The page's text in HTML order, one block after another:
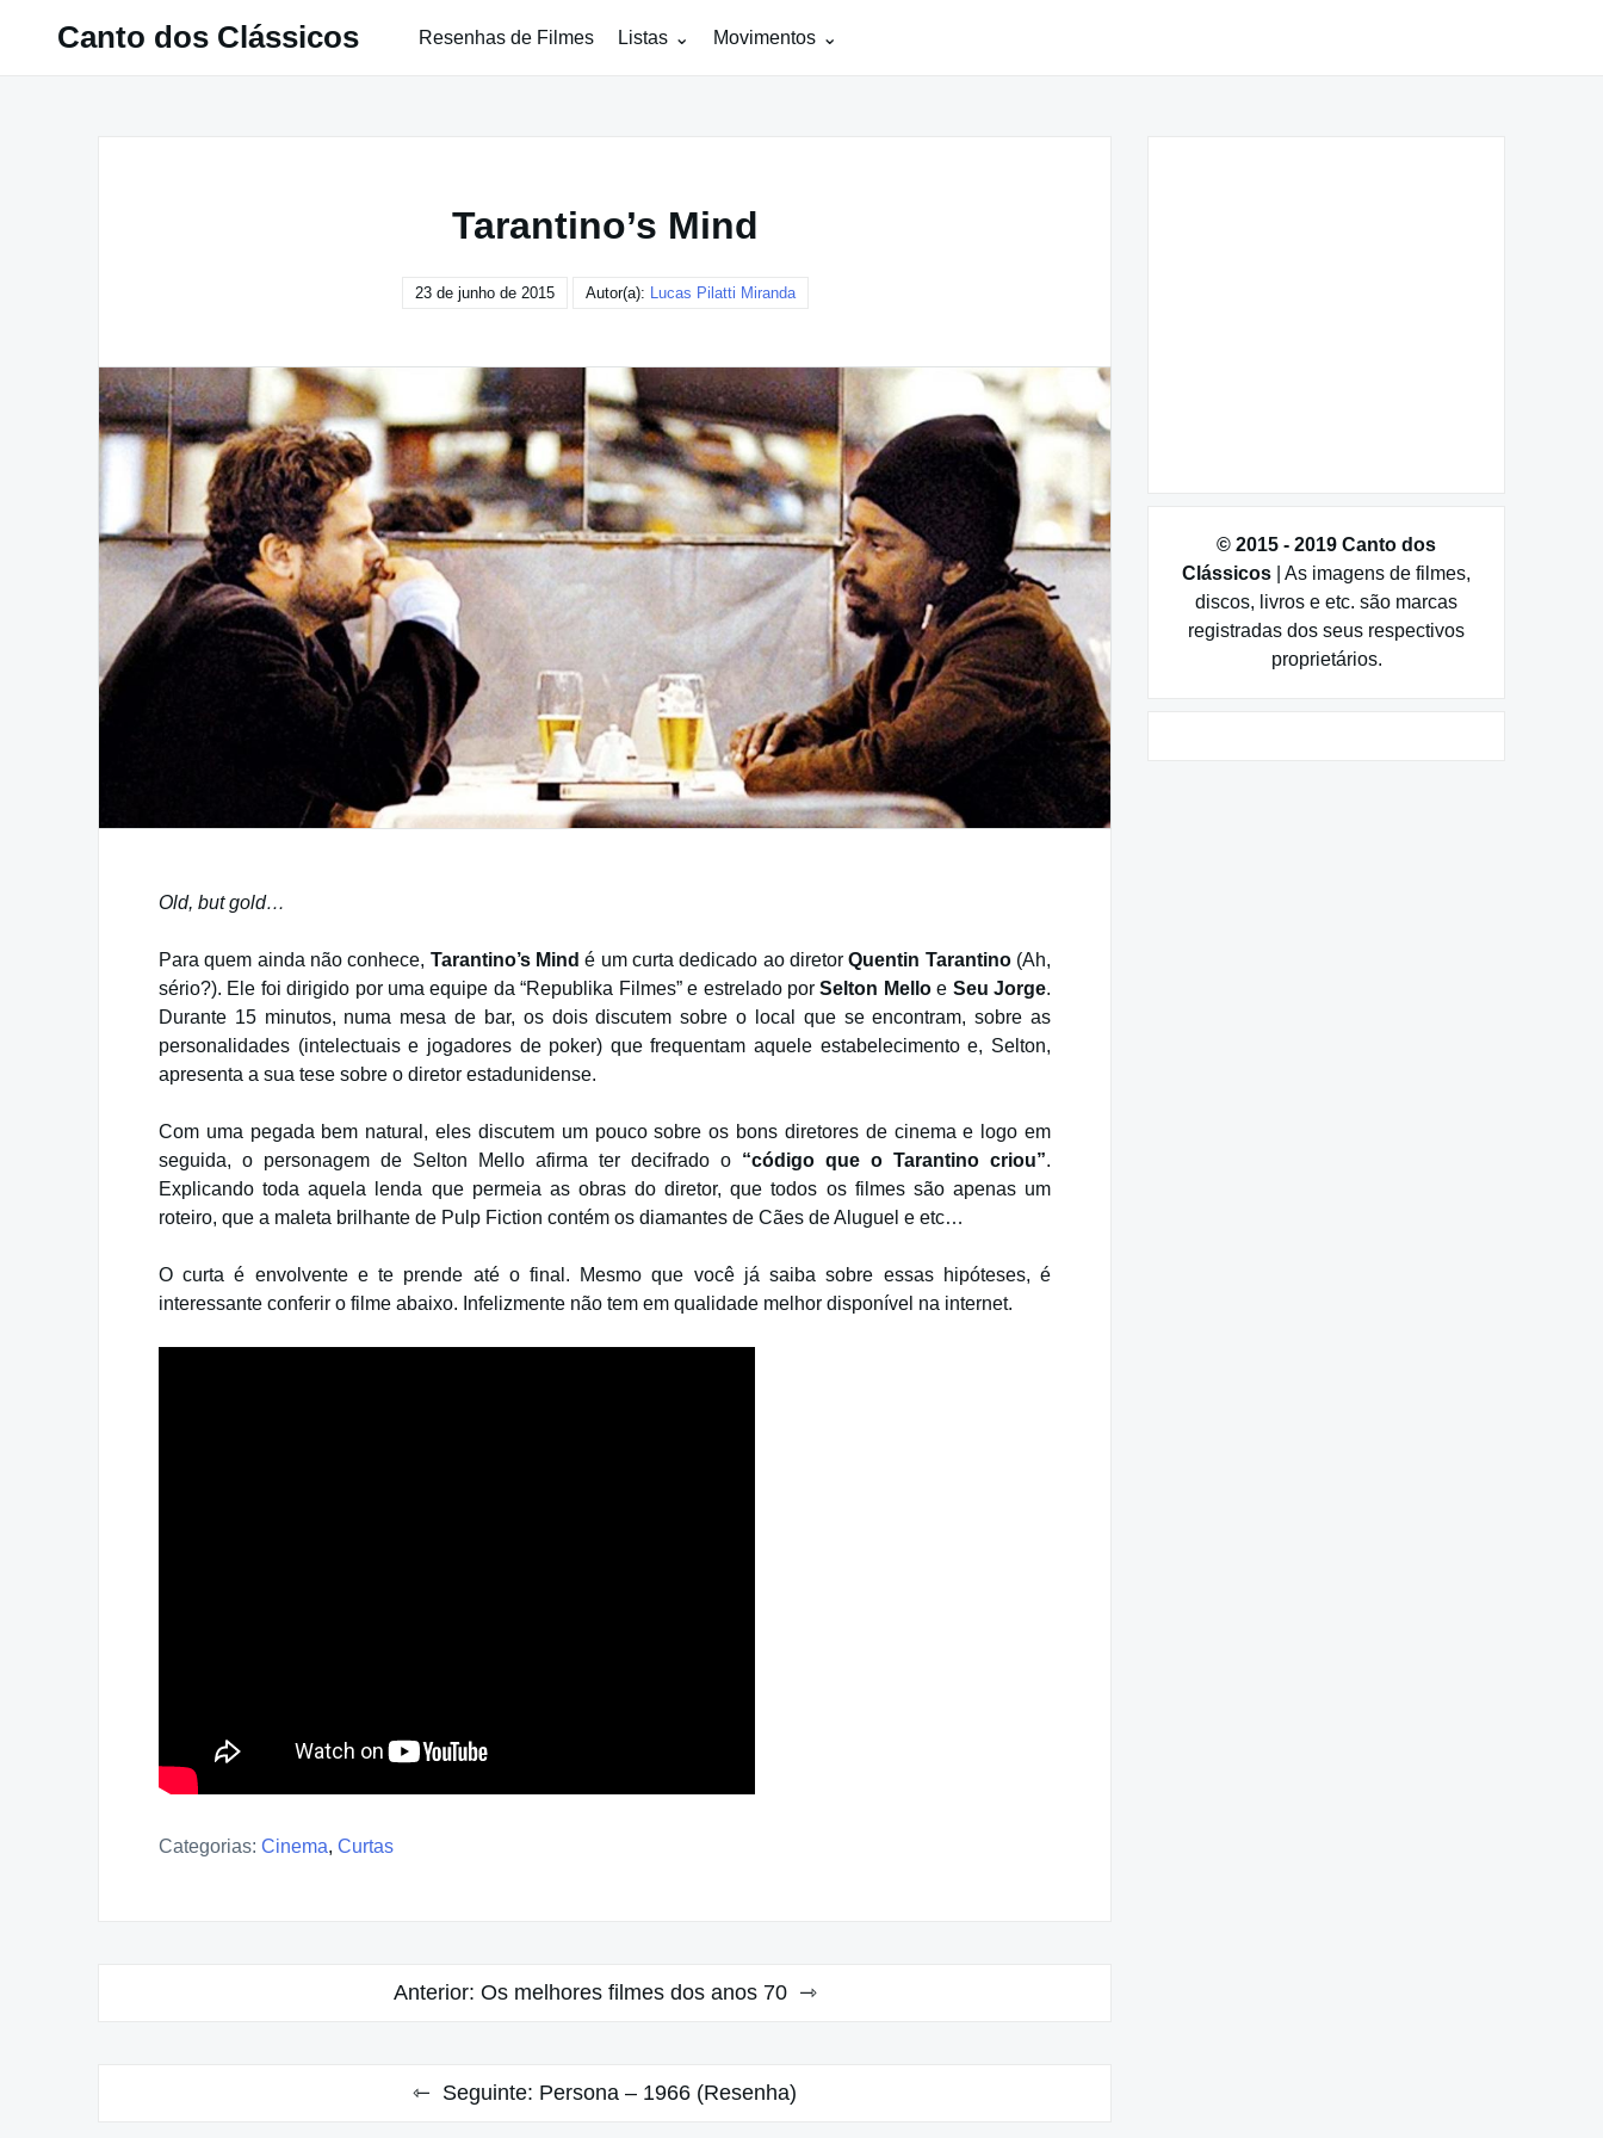
Canto dos Clássicos Resenhas de Filmes Listas Movimentos
Tarantino’s Mind
23 de junho de 2015 Autor(a): Lucas Pilatti Miranda
Old, but gold…
Para quem ainda não conhece, Tarantino’s Mind é um curta dedicado ao diretorQuentin Tarantino (Ah,
sério?). Ele foi dirigido por uma equipe da “Republika Filmes” e estrelado porSelton Melloe Seu Jorge.
Durante 15 minutos, numa mesa de bar, os dois discutem sobre o local que se encontram, sobre as
personalidades (intelectuais e jogadores de poker) que frequentam aquele estabelecimento e, Selton,
apresenta a sua tese sobre o diretor estadunidense.
Com uma pegada bem natural, eles discutem um pouco sobre os bons diretores de cinema e logo em
seguida, o personagem de Selton Mello afirma ter decifrado o “código que o Tarantino criou”.
Explicando toda aquela lenda que permeia as obras do diretor, que todos os filmes são apenas um
roteiro, que a maleta brilhante de Pulp Fiction contém os diamantes de Cães de Aluguel e etc…
O curta é envolvente e te prende até o final. Mesmo que você já saiba sobre essas hipóteses, é
interessante conferir o filme abaixo. Infelizmente não tem em qualidade melhor disponível na internet.
Categorias: Cinema, Curtas
Anterior: Os melhores filmes dos anos 70
Seguinte: Persona – 1966 (Resenha)
© 2015 - 2019 Canto dos
Clássicos | As imagens de filmes,
discos, livros e etc. são marcas
registradas dos seus respectivos
proprietários.